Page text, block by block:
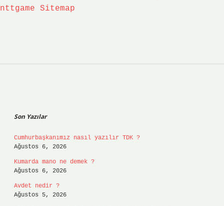
nttgame
Sitemap
Son Yazılar
Cumhurbaşkanımız nasıl yazılır TDK ?
Ağustos 6, 2026
Kumarda mano ne demek ?
Ağustos 6, 2026
Avdet nedir ?
Ağustos 5, 2026